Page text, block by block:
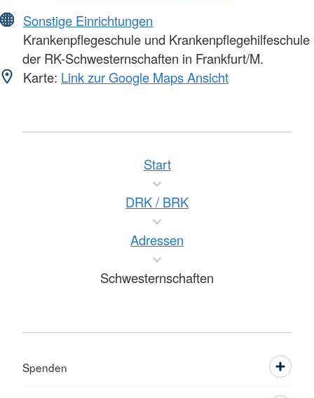
Sonstige Einrichtungen
Krankenpflegeschule und Krankenpflegehilfeschule
der RK-Schwesternschaften in Frankfurt/M.
Karte: Link zur Google Maps Ansicht
Start
DRK / BRK
Adressen
Schwesternschaften
Spenden